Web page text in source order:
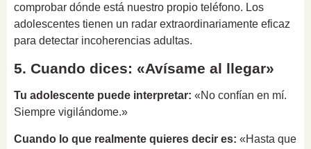
comprobar dónde está nuestro propio teléfono. Los
adolescentes tienen un radar extraordinariamente eficaz
para detectar incoherencias adultas.
5. Cuando dices: «Avísame al llegar»
Tu adolescente puede interpretar: «No confían en mí.
Siempre vigilándome.»
Cuando lo que realmente quieres decir es: «Hasta que